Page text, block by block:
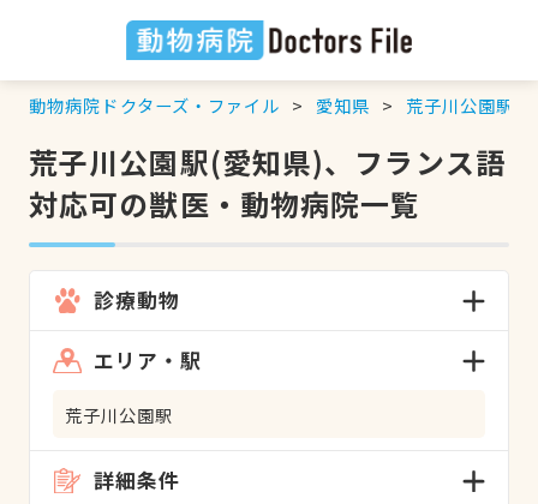
動物病院ドクターズ・ファイル 愛知県 荒子川公園駅
荒子川公園駅(愛知県)、フランス語
対応可の獣医・動物病院一覧
診療動物
エリア・駅
荒子川公園駅
詳細条件